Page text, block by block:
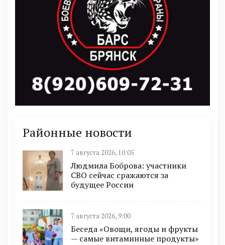
Районные новости
7 августа 2026, 10:05
Людмила Боброва: участники
СВО сейчас сражаются за
будущее России
7 августа 2026, 9:00
Беседа «Овощи, ягоды и фрукты
— самые витаминные продукты»